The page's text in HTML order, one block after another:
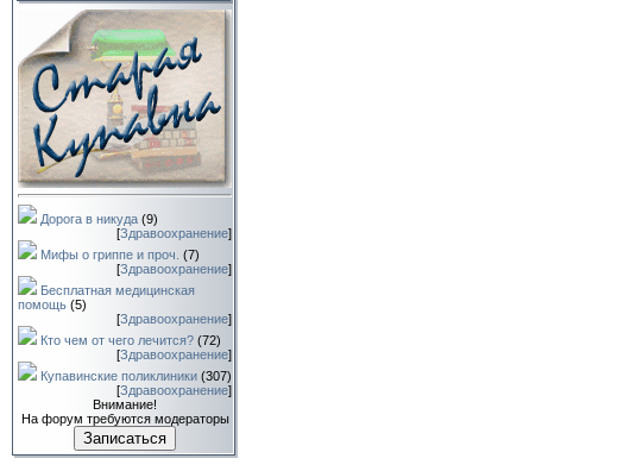
Дорога в никуда (9)
[Здравоохранение]
Мифы о гриппе и проч. (7)
[Здравоохранение]
Бесплатная медицинская
помощь (5)
[Здравоохранение]
Кто чем от чего лечится? (72)
[Здравоохранение]
Купавинские поликлиники (307)
[Здравоохранение]
Внимание!
На форум требуются модераторы
Записаться